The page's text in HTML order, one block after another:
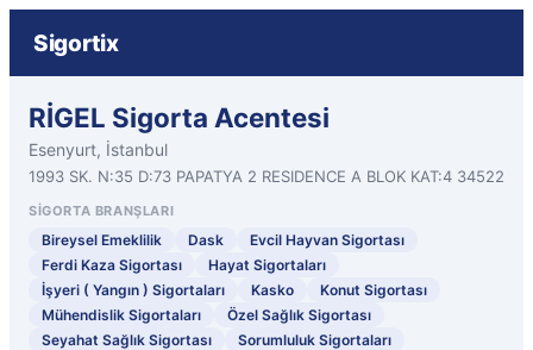
Sigortix
RİGEL Sigorta Acentesi
Esenyurt, İstanbul
1993 SK. N:35 D:73 PAPATYA 2 RESIDENCE A BLOK KAT:4 34522
SIGORTA BRANŞLARI
Bireysel Emeklilik Dask
Evcil Hayvan Sigortası
Ferdi Kaza Sigortası
Hayat Sigortaları
İşyeri ( Yangın ) Sigortaları
Kasko
Konut Sigortası
Mühendislik Sigortaları
Özel Sağlık Sigortası
Seyahat Sağlık Sigortası
Sorumluluk Sigortaları